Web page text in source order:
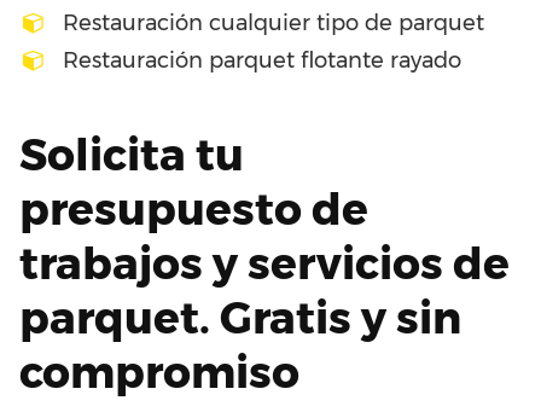
Restauración cualquier tipo de parquet
Restauración parquet flotante rayado
Solicita tu
presupuesto de
trabajos y servicios de
parquet. Gratis y sin
compromiso